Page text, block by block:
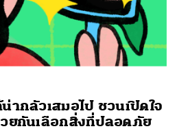
ากลัวเสมอไป ชวนเปิดใจ
ยกันเลือกสิ่งที่ปลอดภัย